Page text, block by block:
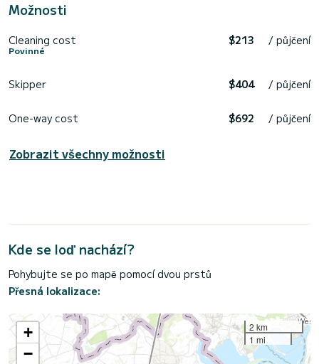
Možnosti
Cleaning cost
Povinné
$213 / půjčení
Skipper $404 / půjčení
One-way cost $692 / půjčení
Zobrazit všechny možnosti
Kde se loď nachází?
Pohybujte se po mapě pomocí dvou prstů
Přesná lokalizace:
+
−
2 km
1 mi